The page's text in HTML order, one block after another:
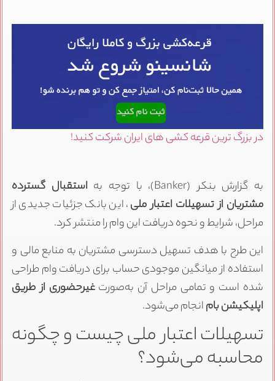
در بزرگ ترین قرعه کشی های ایران شرکت کنید!
به گزارش بنکر (Banker)، با توجه به
استقبال گسترده
مشتریان از تسهیلات اعتبار ملی، این بانک جزئیات جدیدی از
مراحل، شرایط و نحوه دریافت این وام را منتشر کرد.
این طرح با هدف تسهیل دسترسی مشتریان به منابع مالی و
استفاده از میانگین موجودی حساب برای دریافت وام طراحی
شده است و تمامی مراحل آن به‌صورت غیرحضوری از طریق
اپلیکیشن بامانجام می‌شود.
تسهیلات اعتبار ملی چیست و چگونه
محاسبه می‌شود؟